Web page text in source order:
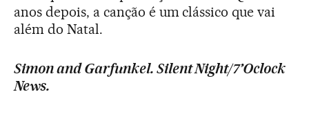
anos depois, a canção é um clássico que vai
além do Natal.
Simon and Garfunkel. Silent Night/7’Oclock
News.